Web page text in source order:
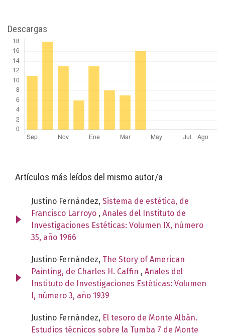
Descargas
Artículos más leídos del mismo autor/a
Justino Fernández, Sistema de estética, de
Francisco Larroyo , Anales del Instituto de
Investigaciones Estéticas: Volumen IX, número
35, año 1966
Justino Fernández, The Story of American
Painting, de Charles H. Caffin , Anales del
Instituto de Investigaciones Estéticas: Volumen
I, número 3, año 1939
Justino Fernández, El tesoro de Monte Albán.
Estudios técnicos sobre la Tumba 7 de Monte